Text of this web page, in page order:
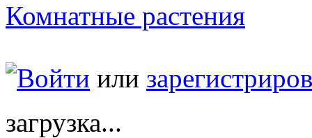
Комнатные растения
Войти или
загрузка...